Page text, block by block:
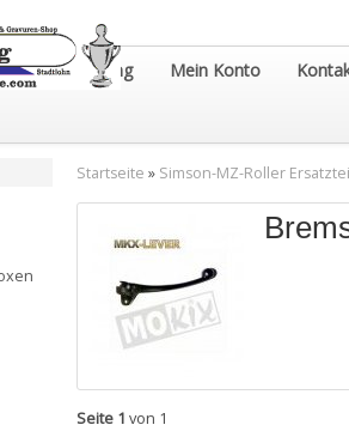
Shop Gosling Mein Konto
Startseite » Simson-MZ-Roller
Seite 1 von 1